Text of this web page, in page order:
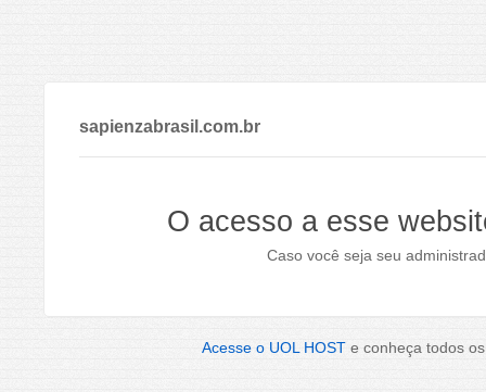
sapienzabrasil.com.br
O acesso a esse
Caso você seja seu
Acesse o UOL HOST e conheça todos